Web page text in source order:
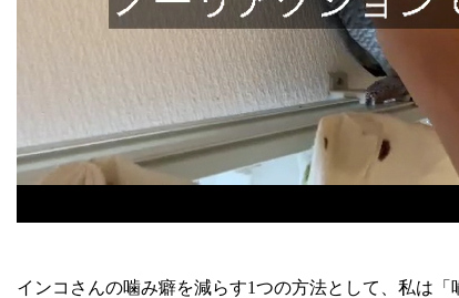
インコさんの噛み癖を減らす1つの方法として、私は